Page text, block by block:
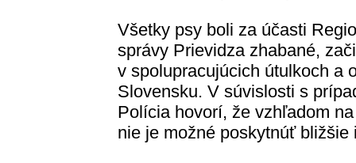
Všetky psy boli za účasti
správy Prievidza zhabané,
v spolupracujúcich útulkoch a
Slovensku. V súvislosti s
Polícia hovorí, že vzhľadom
nie je možné poskytnúť bližšie